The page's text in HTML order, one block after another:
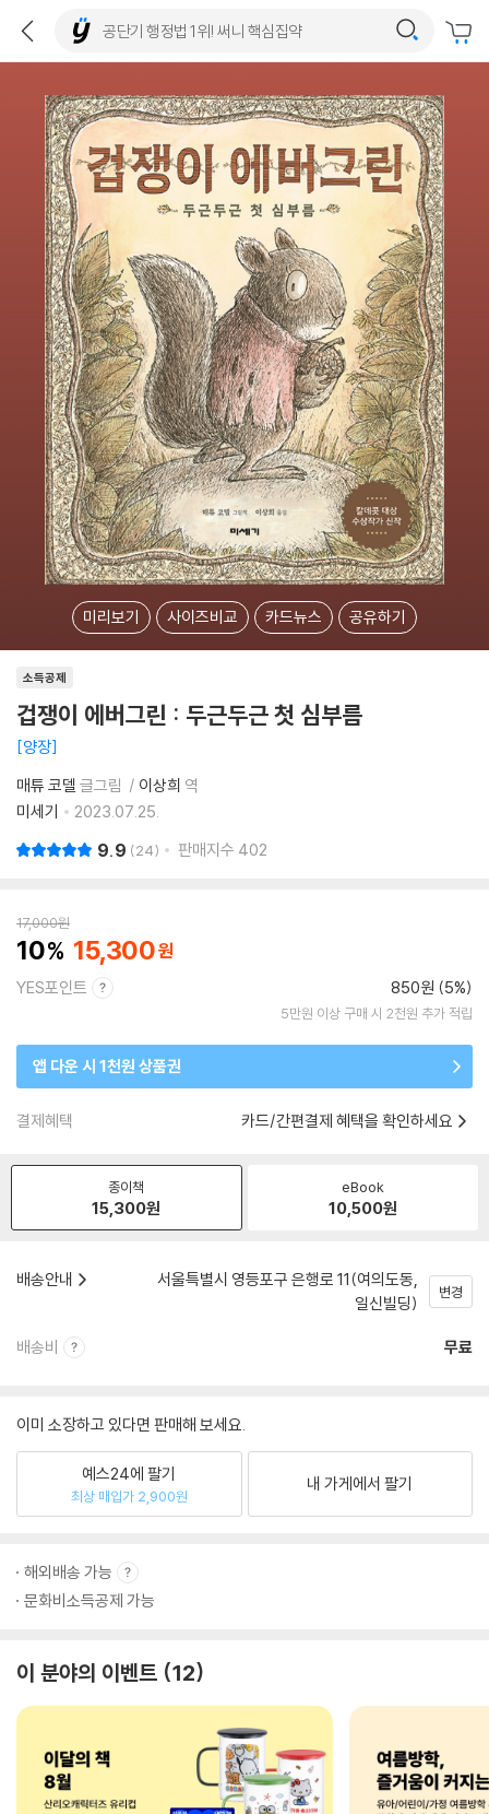
미리보기 사이즈비교 카드뉴스 공유하기
소득공제
겁쟁이 에버그린 : 두근두근 첫 심부름
양장
매튜 코델 글그림 이상희 역
미세기
2023.07.25.
9.9 24 판매지수 402
17,000원
10 15,300
YES포인트 850원 (5%)
5만원 이상 구매 시 2천원 추가 적립
앱 다운 시 1천원 상품권
결제혜택 카드/간편결제 혜택을 확인하세요
종이책
15,300원
eBook
10,500원
배송안내
서울특별시 영등포구 은행로 11(여의도동,
일신빌딩)
변경
배송비 무료
이미 소장하고 있다면 판매해 보세요.
예스24에 팔기
최상 매입가 2,900원
내 가게에서 팔기
해외배송 가능
문화비소득공제 가능
이 분야의 이벤트 12